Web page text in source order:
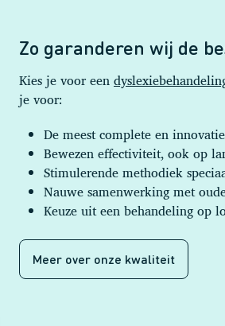
Zo garanderen wij de
Kies je voor een
je voor:
De meest complete en
Bewezen effectiviteit, ook op
Stimulerende methodiek
Nauwe samenwerking met
Keuze uit een behandeling op
Meer over onze kwaliteit